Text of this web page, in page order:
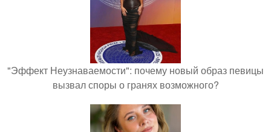
"Эффект Неузнаваемости": почему новый образ певицы
вызвал споры о гранях возможного?